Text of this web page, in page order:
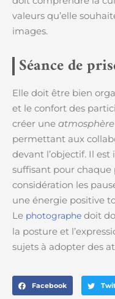
valeurs qu’elle
images.
Séance de
Elle doit être bien
et le confort des
créer une
permettant aux
devant l’objectif. Il
suffisant pour
considération les
une énergie positive
Le photographe doit
la posture et
sujets à adopter des
Facebook